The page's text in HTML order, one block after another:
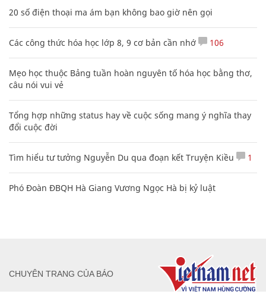
20 số điện thoại ma ám bạn không bao giờ nên gọi
Các công thức hóa học lớp 8, 9 cơ bản cần nhớ 106
Mẹo học thuộc Bảng tuần hoàn nguyên tố hóa học bằng thơ,
câu nói vui vẻ
Tổng hợp những status hay về cuộc sống mang ý nghĩa thay
đổi cuộc đời
Tìm hiểu tư tưởng Nguyễn Du qua đoạn kết Truyện Kiều 1
Phó Đoàn ĐBQH Hà Giang Vương Ngọc Hà bị kỷ luật
CHUYÊN TRANG CỦA BÁO